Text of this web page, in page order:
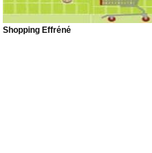
Shopping Effréné